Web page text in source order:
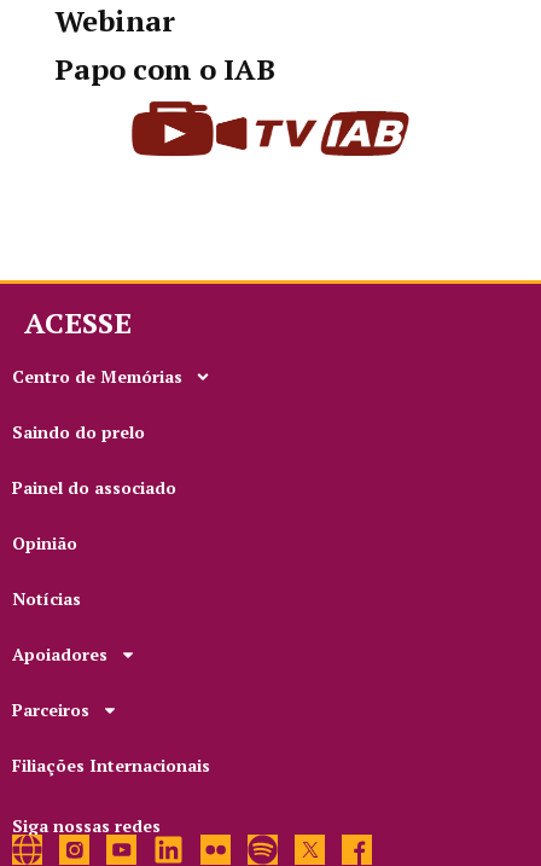
Webinar
Papo com o IAB
ACESSE
Centro de Memórias
Saindo do prelo
Painel do associado
Opinião
Notícias
Apoiadores
Parceiros
Filiações Internacionais
Siga nossas redes